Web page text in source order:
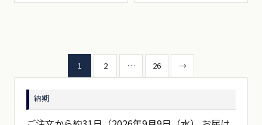
投
稿
の
1 2 … 26 →
納期